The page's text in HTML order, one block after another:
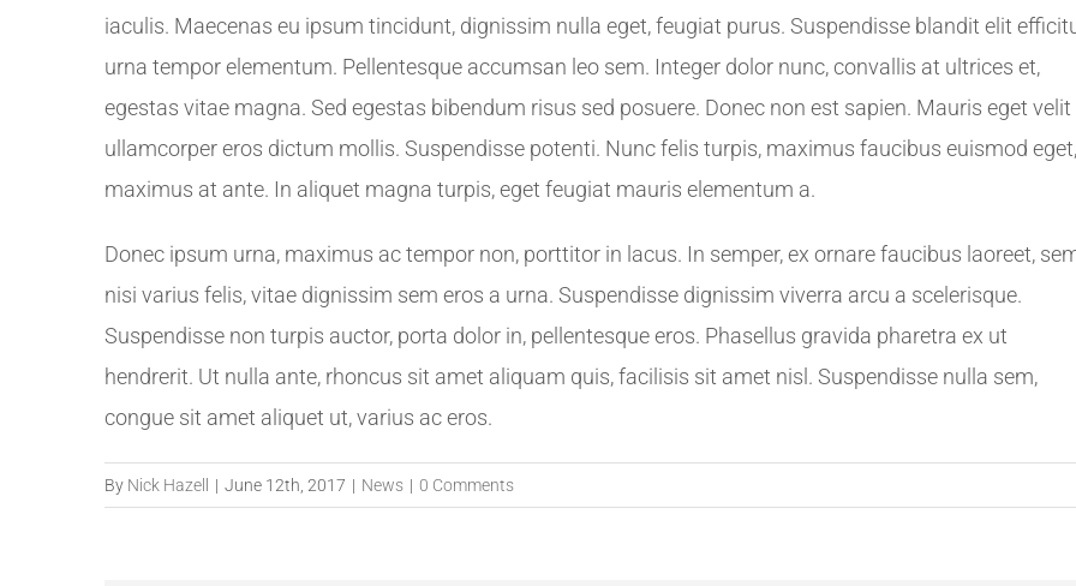
iaculis. Maecenas eu ipsum tincidunt, dignissim nulla eget, feugiat purus. Suspendisse blandit elit
urna tempor elementum. Pellentesque accumsan leo sem. Integer dolor nunc, convallis at ultrices et,
egestas vitae magna. Sed egestas bibendum risus sed posuere. Donec non est sapien. Mauris eget velit
ullamcorper eros dictum mollis. Suspendisse potenti. Nunc felis turpis, maximus faucibus euismod eget,
maximus at ante. In aliquet magna turpis, eget feugiat mauris elementum a.
Donec ipsum urna, maximus ac tempor non, porttitor in lacus. In semper, ex ornare faucibus laoreet,
nisi varius felis, vitae dignissim sem eros a urna. Suspendisse dignissim viverra arcu a scelerisque.
Suspendisse non turpis auctor, porta dolor in, pellentesque eros. Phasellus gravida pharetra ex ut
hendrerit. Ut nulla ante, rhoncus sit amet aliquam quis, facilisis sit amet nisl. Suspendisse nulla sem,
congue sit amet aliquet ut, varius ac eros.
By Nick Hazell | June 12th, 2017 | News | 0 Comments